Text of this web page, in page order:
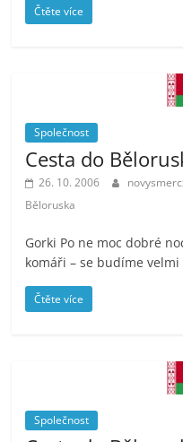
Čtěte více
Společnost
Cesta do
26. 10. 2006
Běloruska
Gorki Po ne moc dobré
komáři – se budíme
Čtěte více
Společnost